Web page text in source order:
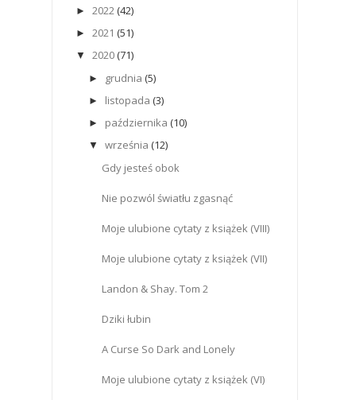
►2022 (42)
►2021 (51)
▼2020 (71)
► grudnia (5)
► listopada (3)
► października (10)
▼ września (12)
Gdy jesteś obok
Nie pozwól światłu zgasnąć
Moje ulubione cytaty z książek (VIII)
Moje ulubione cytaty z książek (VII)
Landon & Shay. Tom 2
Dziki łubin
A Curse So Dark and Lonely
Moje ulubione cytaty z książek (VI)